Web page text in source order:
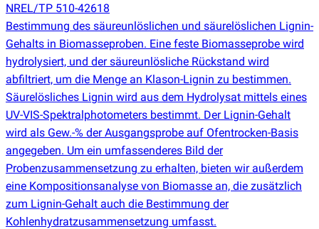
NREL/TP 510-42618
Bestimmung des säureunlöslichen und säurelöslichen Lignin-
Gehalts in Biomasseproben. Eine feste Biomasseprobe wird
hydrolysiert, und der säureunlösliche Rückstand wird
abfiltriert, um die Menge an Klason-Lignin zu bestimmen.
Säurelösliches Lignin wird aus dem Hydrolysat mittels eines
UV-VIS-Spektralphotometers bestimmt. Der Lignin-Gehalt
wird als Gew.-% der Ausgangsprobe auf Ofentrocken-Basis
angegeben. Um ein umfassenderes Bild der
Probenzusammensetzung zu erhalten, bieten wir außerdem
eine Kompositionsanalyse von Biomasse an, die zusätzlich
zum Lignin-Gehalt auch die Bestimmung der
Kohlenhydratzusammensetzung umfasst.